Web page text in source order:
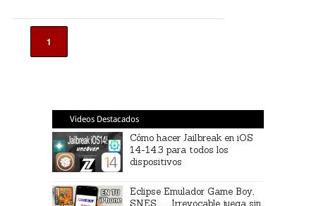
1
Videos Destacados
Cómo hacer Jailbreak en iOS
14-14.3 para todos los
dispositivos
Eclipse Emulador Game Boy,
SNES … Irrevocable juega sin